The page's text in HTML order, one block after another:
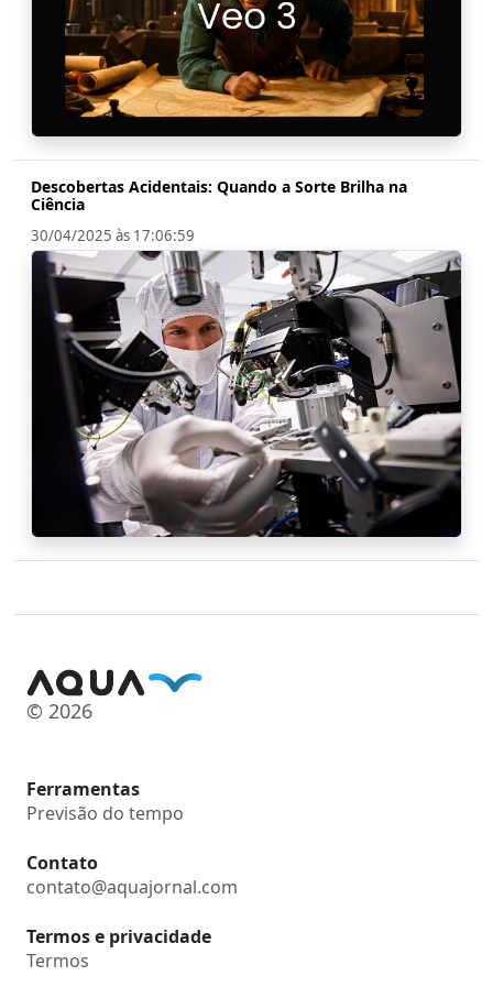
Descobertas Acidentais: Quando a Sorte Brilha na
Ciência
30/04/2025 às 17:06:59
© 2026
Ferramentas
Previsão do tempo
Contato
contato@aquajornal.com
Termos e privacidade
Termos